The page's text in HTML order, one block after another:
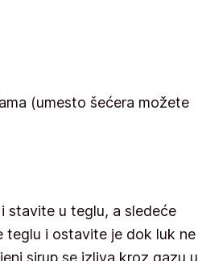
(umesto šećera možete
stavite u teglu, a sledeće
teglu i ostavite je dok luk ne
sirup se izliva kroz gazu u